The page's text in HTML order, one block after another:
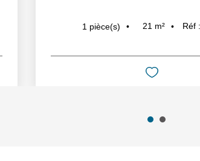
1 pièce(s) 21 m² Réf :